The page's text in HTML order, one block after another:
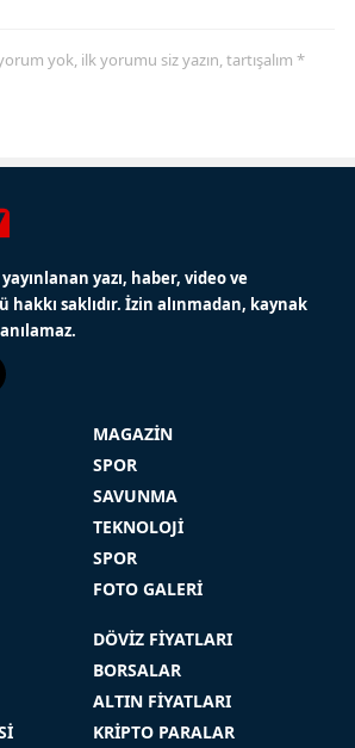
yok, ilk yorumu siz yazın, tartışalım *
yazı, haber, video ve
saklıdır. İzin alınmadan, kaynak
MAGAZİN
SPOR
SAVUNMA
TEKNOLOJİ
SPOR
FOTO GALERİ
DÖVİZ FİYATLARI
BORSALAR
ALTIN FİYATLARI
KRİPTO PARALAR